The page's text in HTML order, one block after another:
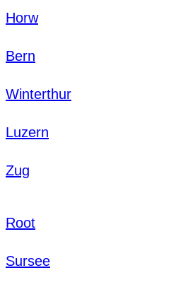
Horw
Bern
Winterthur
Luzern
Zug
Root
Sursee